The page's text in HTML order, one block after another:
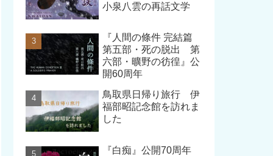
小泉八雲の再話文学
『人間の條件 完結篇
第五部・死の脱出 第
六部・曠野の彷徨』公
開60周年
鳥取県日帰り旅行 伊
福部昭記念館を訪れま
した
『白痴』公開70周年